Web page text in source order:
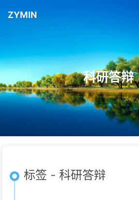
ZYMIN
科研答辩
标签 - 科研答辩